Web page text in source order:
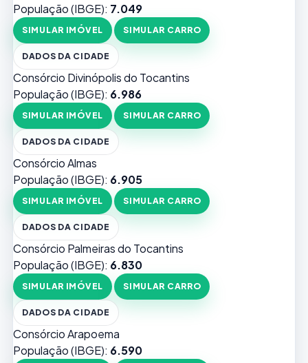
População (IBGE): 7.049
SIMULAR IMÓVEL SIMULAR CARRO
DADOS DA CIDADE
Consórcio Divinópolis do Tocantins
População (IBGE): 6.986
SIMULAR IMÓVEL SIMULAR CARRO
DADOS DA CIDADE
Consórcio Almas
População (IBGE): 6.905
SIMULAR IMÓVEL SIMULAR CARRO
DADOS DA CIDADE
Consórcio Palmeiras do Tocantins
População (IBGE): 6.830
SIMULAR IMÓVEL SIMULAR CARRO
DADOS DA CIDADE
Consórcio Arapoema
População (IBGE): 6.590